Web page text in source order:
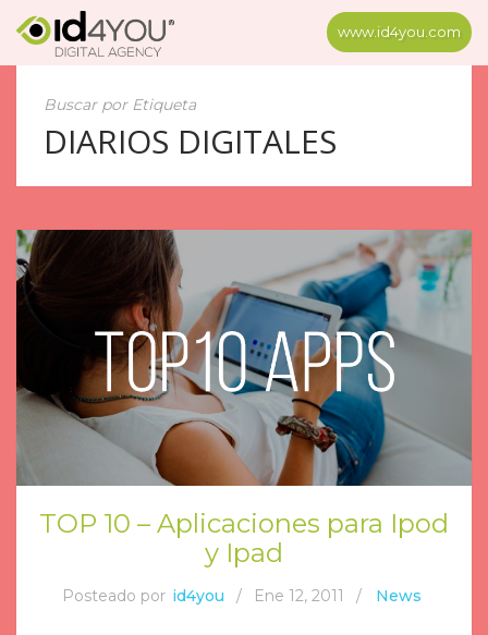
www.id4you.com
Buscar por Etiqueta
DIARIOS DIGITALES
TOP 10 – Aplicaciones para Ipod
y Ipad
Posteado por id4you / Ene 12, 2011 / News